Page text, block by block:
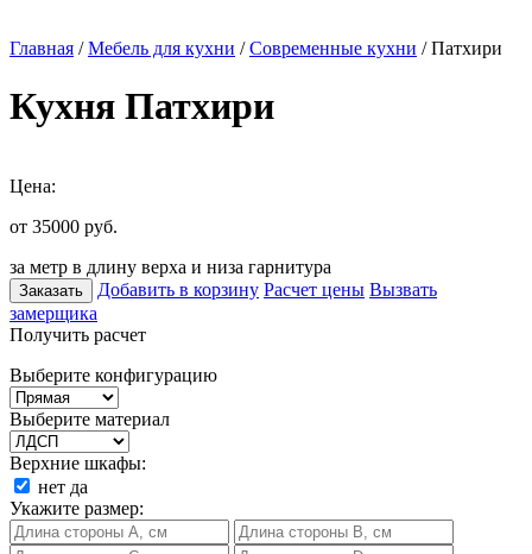
Главная /Мебель для кухни /Современные кухни / Патхири
Кухня Патхири
Цена:
от 35000 руб.
за метр в длину верха и низа гарнитура
Заказать Добавить в корзину Расчет цены Вызвать
замерщика
Получить расчет
Выберите конфигурацию
Выберите материал
Верхние шкафы:
нет да
Укажите размер: